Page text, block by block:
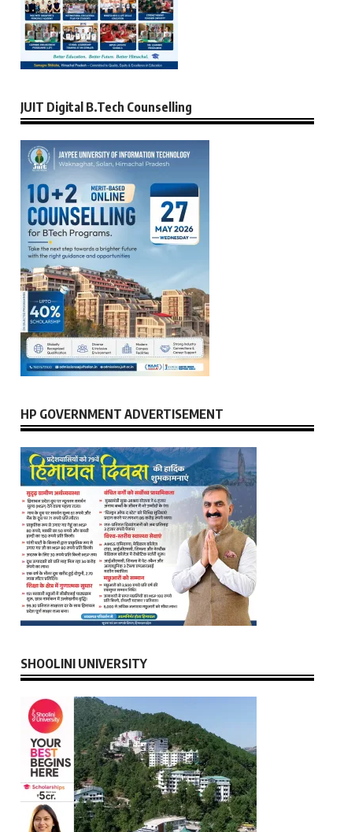
JUIT Digital B.Tech Counselling
HP GOVERNMENT ADVERTISEMENT
SHOOLINI UNIVERSITY